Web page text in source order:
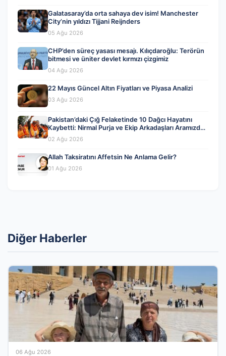
Galatasaray’da orta sahaya dev isim! Manchester
City’nin yıldızı Tijjani Reijnders
05 Ağu 2026
CHP’den süreç yasası mesajı. Kılıçdaroğlu: Terörün
bitmesi ve üniter devlet kırmızı çizgimiz
04 Ağu 2026
22 Mayıs Güncel Altın Fiyatları ve Piyasa Analizi
03 Ağu 2026
Pakistan’daki Çığ Felaketinde 10 Dağcı Hayatını
Kaybetti: Nirmal Purja ve Ekip Arkadaşları Aramızdan
Ayrıldı
02 Ağu 2026
Allah Taksiratını Affetsin Ne Anlama Gelir?
01 Ağu 2026
Diğer Haberler
06 Ağu 2026